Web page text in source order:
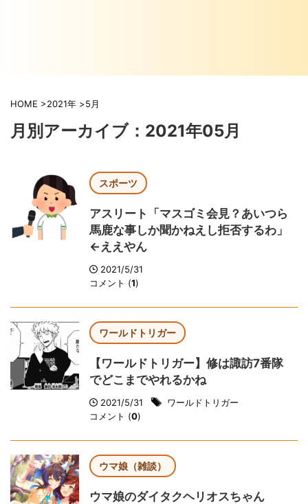
HOME >2021年 >5月
月別アーカイブ：2021年05月
スポーツ
アスリート「マスゴミ会見？あいつら
馬鹿な事しか聞かねえし拒否するわ」
←ええやん
2021/5/31
コメント (1)
ワールドトリガー
【ワールドトリガー】修は諏訪7番隊
でどこまでやれるかね
2021/5/31
ワールドトリガー
コメント (0)
ウマ娘（雑談）
ウマ娘のダイタクヘリオスちゃん